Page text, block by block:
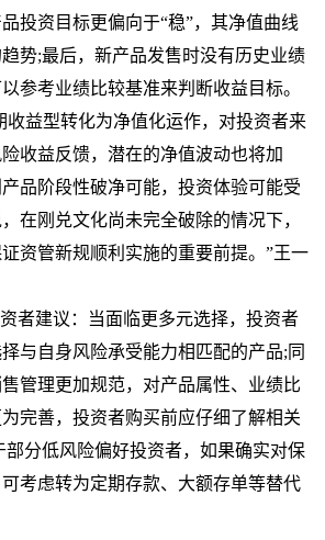
投资 目标更偏向于“稳”，其净值曲线
势;最后，新产品发售时没有历史业绩
参考业绩比较基准来判断收益目标。
收益型转化为净值化运作，对投资者来
收益反馈，潜在的净值波动也将加
品阶段性破净可能， 投资体验可能受
在刚兑文化尚未完全破除的情况下，
资管新规顺利实施的重要前提。”王一
者建议：当面临更多元选择， 投资者
与自身风险承受能力相匹配的产品;同
管理更加规范，对产品属性、业绩比
完善， 投资者购买前应仔细了解相关
部分低风险偏好投资者，如果确实对保
考虑转为定期存款、大额存单等替代